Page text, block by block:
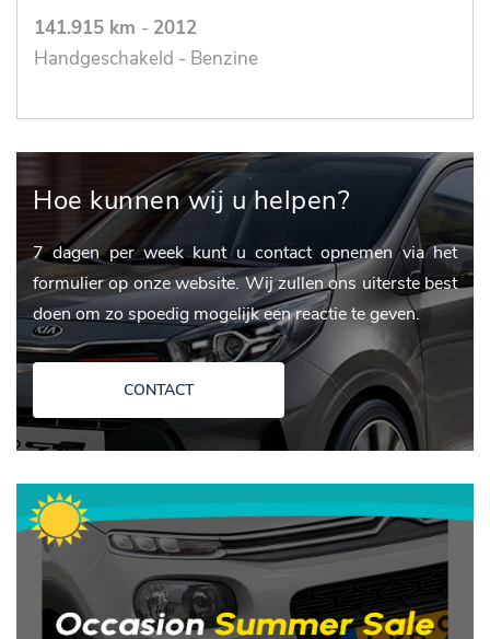
141.915 km - 2012
Handgeschakeld - Benzine
Hoe kunnen wij u helpen?
7 dagen per week kunt u contact opnemen via het
formulier op onze website. Wij zullen ons uiterste best
doen om zo spoedig mogelijk een reactie te geven.
CONTACT